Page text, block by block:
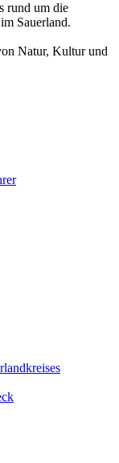
rund um die
Sauerland.
Natur, Kultur und